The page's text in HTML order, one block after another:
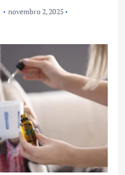
novembro 2, 2025